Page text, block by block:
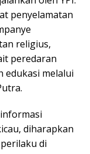
penyelamatan
religius,
peredaran
edukasi melalui
diharapkan
di